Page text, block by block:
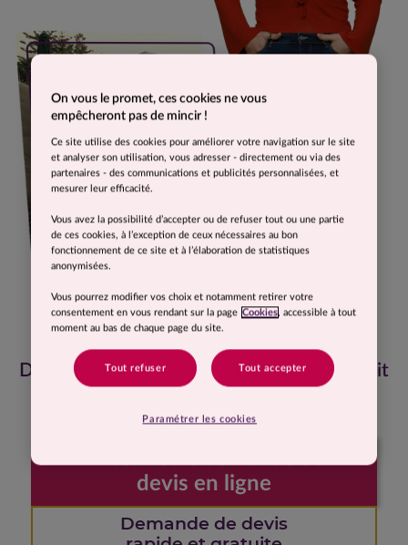
De tout le programme, on ne s’est jamais dit
devis en ligne
Demande de devis
On vous le promet, ces cookies ne vous
empêcheront pas de mincir !
Ce site utilise des cookies pour améliorer votre navigation sur le site
et analyser son utilisation, vous adresser - directement ou via des
partenaires - des communications et publicités personnalisées, et
mesurer leur efficacité.
Vous avez la possibilité d’accepter ou de refuser tout ou une partie
de ces cookies, à l’exception de ceux nécessaires au bon
fonctionnement de ce site et à l’élaboration de statistiques
anonymisées.
Vous pourrez modifier vos choix et notamment retirer votre
consentement en vous rendant sur la page Cookies, accessible à tout
moment au bas de chaque page du site.
Tout refuser Tout accepter
Paramétrer les cookies